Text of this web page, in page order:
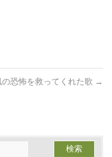
の恐怖を救ってくれた歌 →